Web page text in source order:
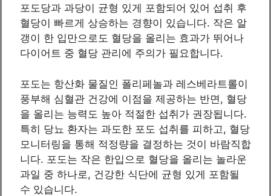
포도당과 과당이 균형 있게 포함되어 있어 섭취 후
혈당이 빠르게 상승하는 경향이 있습니다. 작은 알
갱이 한 입만으로도 혈당을 올리는 효과가 뛰어나
다이어트 중 혈당 관리에 주의가 필요합니다.
포도는 항산화 물질인 폴리페놀과 레스베라트롤이
풍부해 심혈관 건강에 이점을 제공하는 반면, 혈당
을 올리는 능력도 높아 적절한 섭취가 권장됩니다.
특히 당뇨 환자는 과도한 포도 섭취를 피하고, 혈당
모니터링을 통해 적정량을 결정하는 것이 바람직합
니다. 포도는 작은 한입으로 혈당을 올리는 놀라운
과일 중 하나로, 건강한 식단에 균형 있게 포함될
수 있습니다.